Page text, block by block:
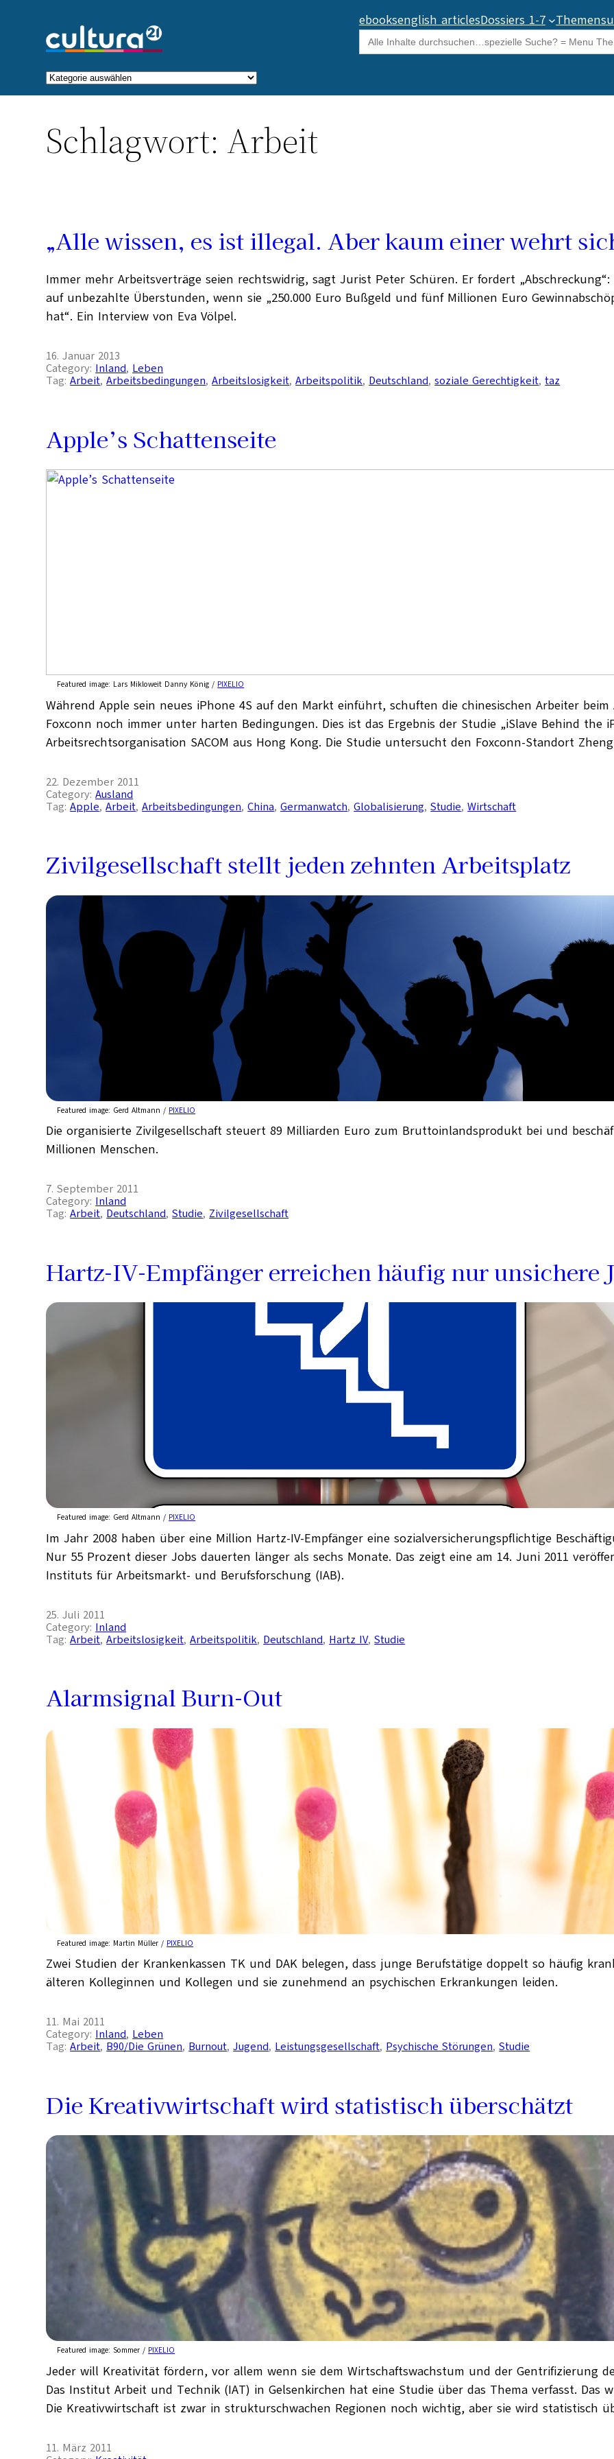
springen
ebooksenglish articlesDossiers 1-7
Search
for:
Kategorien
Schlagwort: Arbeit
„Alle wissen, es ist illegal. Aber kaum einer wehrt
Immer mehr Arbeitsverträge seien rechtswidrig, sagt Jurist Peter Schüren. Er fordert
auf unbezahlte Überstunden, wenn sie „250.000 Euro Bußgeld und fünf Millionen Euro
hat“. Ein Interview von Eva Völpel.
16. Januar 2013
Category:Inland, Leben
Tag:Arbeit, Arbeitsbedingungen, Arbeitslosigkeit, Arbeitspolitik, Deutschland, soziale Gerechtigkeit, taz
Apple’s Schattenseite
Featured image: Lars Mikloweit Danny König / PIXELIO
Während Apple sein neues iPhone 4S auf den Markt einführt, schuften die chinesischen Arbeiter beim
Foxconn noch immer unter harten Bedingungen. Dies ist das Ergebnis der Studie „iSlave Behind the
Arbeitsrechtsorganisation SACOM aus Hong Kong. Die Studie untersucht den Foxconn-Standort
22. Dezember 2011
Category:Ausland
Tag:Apple, Arbeit, Arbeitsbedingungen, China, Germanwatch, Globalisierung, Studie, Wirtschaft
Zivilgesellschaft stellt jeden zehnten Arbeitsplatz
Featured image: Gerd Altmann / PIXELIO
Die organisierte Zivilgesellschaft steuert 89 Milliarden Euro zum Bruttoinlandsprodukt bei und
Millionen Menschen.
7. September 2011
Category: Inland
Tag:Arbeit, Deutschland, Studie, Zivilgesellschaft
Hartz-IV-Empfänger erreichen häufig nur unsichere
Featured image: Gerd Altmann / PIXELIO
Im Jahr 2008 haben über eine Million Hartz-IV-Empfänger eine sozialversicherungspflichtige
Nur 55 Prozent dieser Jobs dauerten länger als sechs Monate. Das zeigt eine am 14. Juni 2011
Instituts für Arbeitsmarkt- und Berufsforschung (IAB).
25. Juli 2011
Category: Inland
Tag:Arbeit, Arbeitslosigkeit, Arbeitspolitik, Deutschland, Hartz IV, Studie
Alarmsignal Burn-Out
Featured image: Martin Müller / PIXELIO
Zwei Studien der Krankenkassen TK und DAK belegen, dass junge Berufstätige doppelt so häufig
älteren Kolleginnen und Kollegen und sie zunehmend an psychischen Erkrankungen leiden.
11. Mai 2011
Category: Inland, Leben
Tag:Arbeit, B90/Die Grünen, Burnout, Jugend, Leistungsgesellschaft, Psychische Störungen, Studie
Die Kreativwirtschaft wird statistisch überschätzt
Featured image: Sommer / PIXELIO
Jeder will Kreativität fördern, vor allem wenn sie dem Wirtschaftswachstum und der Gentrifizierung
Das Institut Arbeit und Technik (IAT) in Gelsenkirchen hat eine Studie über das Thema verfasst. Das
Die Kreativwirtschaft ist zwar in strukturschwachen Regionen noch wichtig, aber sie wird statistisch
11. März 2011